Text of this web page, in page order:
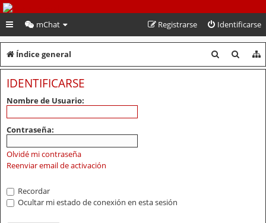
PeruVoley.com
mChat Identificarse
Registrarse
Índice general
u
u
IDENTIFICARSE
Nombre de Usuario:
Contraseña:
Olvidé mi contraseña
Reenviar email de activación
Recordar
Ocultar mi estado de conexión en esta sesión